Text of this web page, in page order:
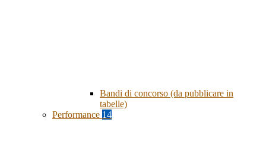
Bandi di concorso (da pubblicare in
tabelle)
Performance 14